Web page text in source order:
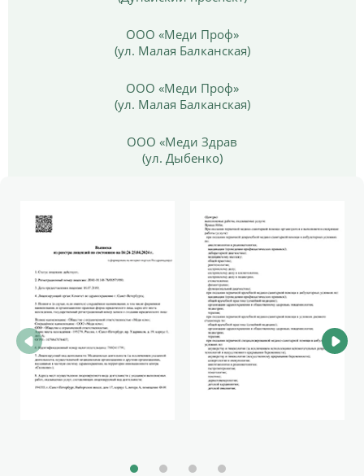
ООО «Меди Проф»
(ул. Малая Балканская)
ООО «Меди Проф»
(ул. Малая Балканская)
ООО «Меди Здрав
(ул. Дыбенко)